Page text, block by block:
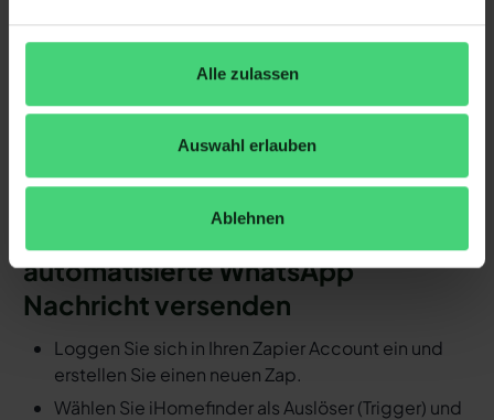
Alle zulassen
Auswahl erlauben
Ablehnen
Schritt 4: Die Handlung, die ausgeführt werden
soll, exakt definieren (z.B. WhatsApp
Nachrichtenvorlage mit hellomateo versenden).
Fertig! So schnell ersparen Sie sich mit
Arbeitsaufwand.
Ereignis in iHomefinder eine
automatisierte WhatsApp
Nachricht versenden
Loggen Sie sich in Ihren Zapier Account ein und
erstellen Sie einen neuen Zap.
Wählen Sie iHomefinder als Auslöser (Trigger) und